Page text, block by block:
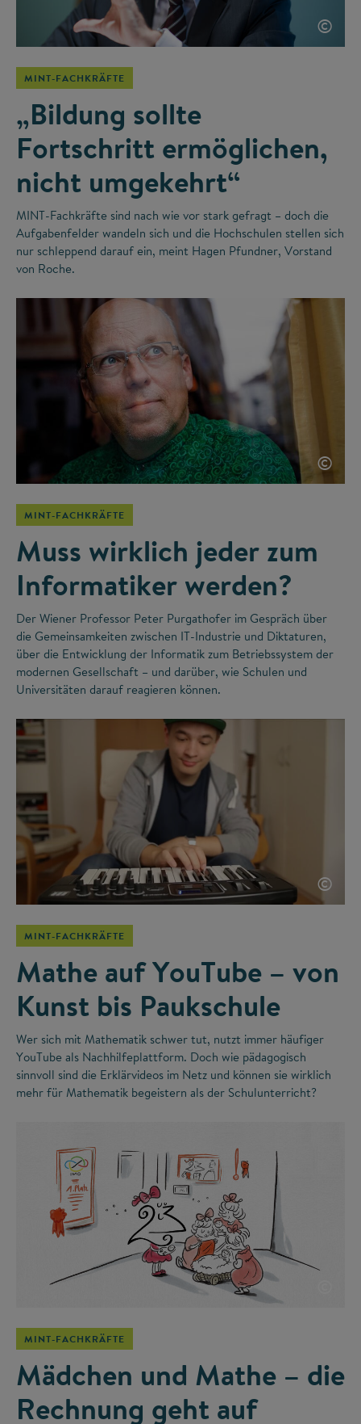
©
MINT-FACHKRÄFTE
„Bildung sollte
Fortschritt ermöglichen,
nicht umgekehrt“
MINT-Fachkräfte sind nach wie vor stark gefragt – doch die
Aufgabenfelder wandeln sich und die Hochschulen stellen sich
nur schleppend darauf ein, meint Hagen Pfundner, Vorstand
von Roche.
©
MINT-FACHKRÄFTE
Muss wirklich jeder zum
Informatiker werden?
Der Wiener Professor Peter Purgathofer im Gespräch über
die Gemeinsamkeiten zwischen IT-Industrie und Diktaturen,
über die Entwicklung der Informatik zum Betriebssystem der
modernen Gesellschaft – und darüber, wie Schulen und
Universitäten darauf reagieren können.
©
MINT-FACHKRÄFTE
Mathe auf YouTube – von
Kunst bis Paukschule
Wer sich mit Mathematik schwer tut, nutzt immer häufiger
YouTube als Nachhilfeplattform. Doch wie pädagogisch
sinnvoll sind die Erklärvideos im Netz und können sie wirklich
mehr für Mathematik begeistern als der Schulunterricht?
MINT-FACHKRÄFTE
Mädchen und Mathe – die
Rechnung geht auf